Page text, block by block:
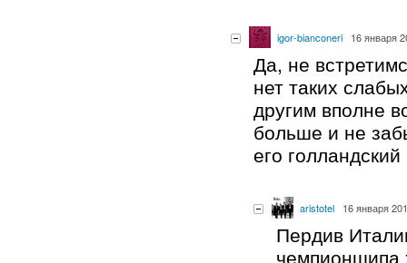
igor-bianconeri 16 января
Да, не
нет таких
другим вполне
больше и не
его
aristotel 16 января
Пердив
чемпионшипа